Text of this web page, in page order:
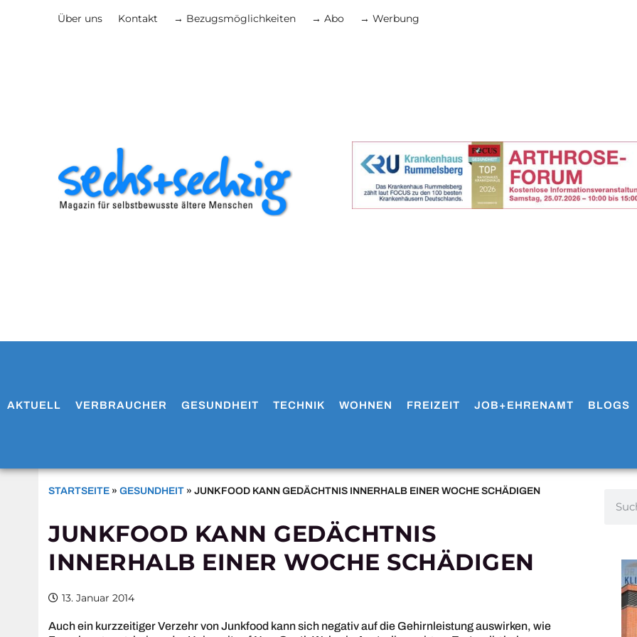
Über uns Kontakt → Bezugsmöglichkeiten → Abo → Werbung
AKTUELL VERBRAUCHER GESUNDHEIT TECHNIK WOHNEN FREIZEIT JOB+EHRENAMT BLOGS
STARTSEITE »GESUNDHEIT »JUNKFOOD KANN GEDÄCHTNIS INNERHALB EINER WOCHE SCHÄDIGEN
JUNKFOOD KANN GEDÄCHTNIS
INNERHALB EINER WOCHE SCHÄDIGEN
13. Januar 2014
Auch ein kurzzeitiger Verzehr von Junkfood kann sich negativ auf die Gehirnleistung auswirken, wie